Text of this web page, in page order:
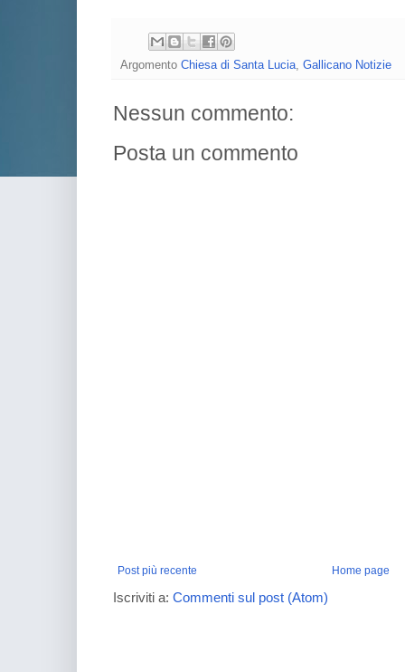
Argomento Chiesa di Santa Lucia Gallicano Notizie
Nessun commento:
Posta un commento
Post più recente Home page
Iscriviti a: Commenti sul post (Atom)